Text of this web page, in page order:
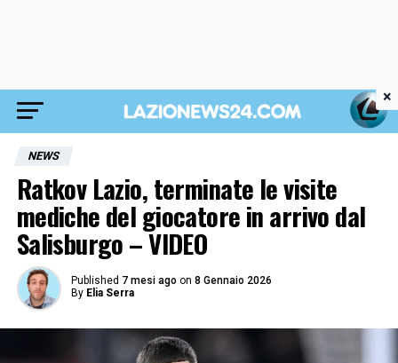
NEWS
Ratkov Lazio, terminate le visite
mediche del giocatore in arrivo dal
Salisburgo – VIDEO
Published 7 mesi ago on 8 Gennaio 2026
By Elia Serra
×